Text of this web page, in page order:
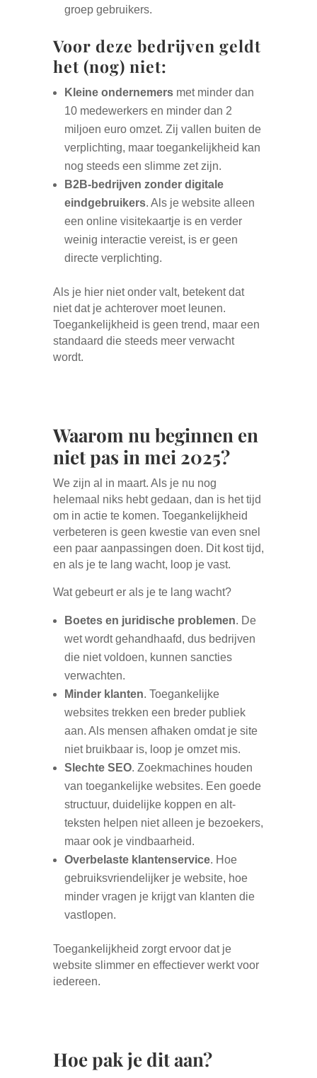
groep gebruikers.
Voor deze bedrijven geldt
het (nog) niet:
Kleine ondernemersmet minder dan
10 medewerkers en minder dan 2
miljoen euro omzet. Zij vallen buiten de
verplichting, maar toegankelijkheid kan
nog steeds een slimme zet zijn.
B2B-bedrijven zonder digitale
eindgebruikers. Als je website alleen
een online visitekaartje is en verder
weinig interactie vereist, is er geen
directe verplichting.
Als je hier niet onder valt, betekent dat
niet dat je achterover moet leunen.
Toegankelijkheid is geen trend, maar een
standaard die steeds meer verwacht
wordt.
Waarom nu beginnen en
niet pas in mei 2025?
We zijn al in maart. Als je nu nog
helemaal niks hebt gedaan, dan is het tijd
om in actie te komen. Toegankelijkheid
verbeteren is geen kwestie van even snel
een paar aanpassingen doen. Dit kost tijd,
en als je te lang wacht, loop je vast.
Wat gebeurt er als je te lang wacht?
Boetes en juridische problemen. De
wet wordt gehandhaafd, dus bedrijven
die niet voldoen, kunnen sancties
verwachten.
Minder klanten. Toegankelijke
websites trekken een breder publiek
aan. Als mensen afhaken omdat je site
niet bruikbaar is, loop je omzet mis.
Slechte SEO. Zoekmachines houden
van toegankelijke websites. Een goede
structuur, duidelijke koppen en alt-
teksten helpen niet alleen je bezoekers,
maar ook je vindbaarheid.
Overbelaste klantenservice. Hoe
gebruiksvriendelijker je website, hoe
minder vragen je krijgt van klanten die
vastlopen.
Toegankelijkheid zorgt ervoor dat je
website slimmer en effectiever werkt voor
iedereen.
Hoe pak je dit aan?